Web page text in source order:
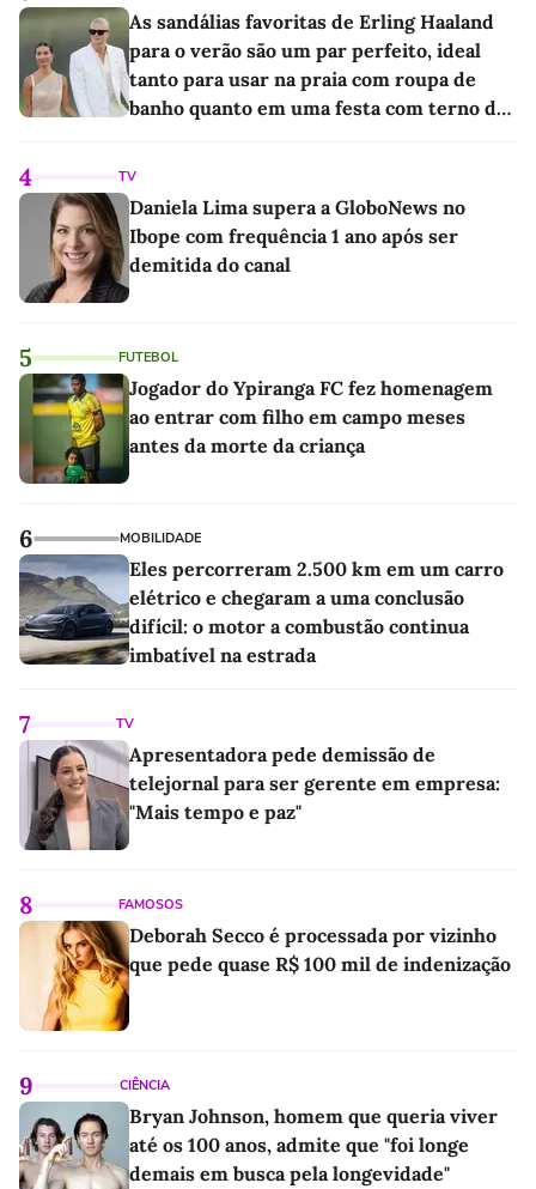
As sandálias favoritas de Erling Haaland
para o verão são um par perfeito, ideal
tanto para usar na praia com roupa de
banho quanto em uma festa com terno de
4 TV
Daniela Lima supera a GloboNews no
Ibope com frequência 1 ano após ser
demitida do canal
5 FUTEBOL
Jogador do Ypiranga FC fez homenagem
ao entrar com filho em campo meses
antes da morte da criança
6 MOBILIDADE
Eles percorreram 2.500 km em um carro
elétrico e chegaram a uma conclusão
difícil: o motor a combustão continua
imbatível na estrada
7 TV
Apresentadora pede demissão de
telejornal para ser gerente em empresa:
"Mais tempo e paz"
8 FAMOSOS
Deborah Secco é processada por vizinho
que pede quase R$ 100 mil de indenização
9 CIÊNCIA
Bryan Johnson, homem que queria viver
até os 100 anos, admite que "foi longe
demais em busca pela longevidade"